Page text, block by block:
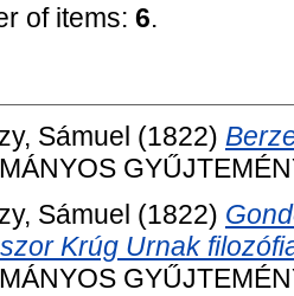
of items: 6.
Sámuel (1822)
Sámuel (1822)
Krúg Urnak